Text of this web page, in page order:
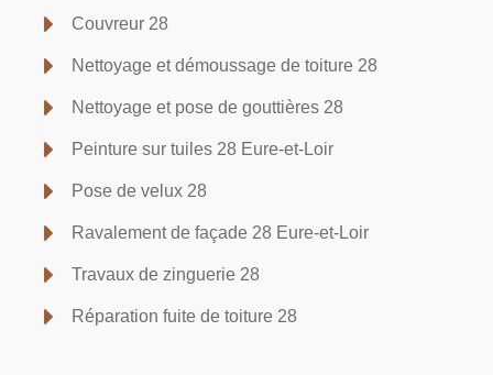
Couvreur 28
Nettoyage et démoussage de toiture 28
Nettoyage et pose de gouttières 28
Peinture sur tuiles 28 Eure-et-Loir
Pose de velux 28
Ravalement de façade 28 Eure-et-Loir
Travaux de zinguerie 28
Réparation fuite de toiture 28